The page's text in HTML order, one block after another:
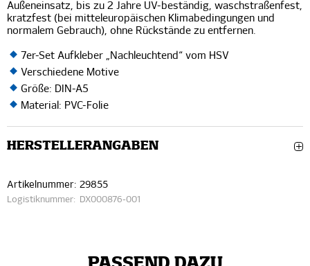
Außeneinsatz, bis zu 2 Jahre UV-beständig, waschstraßenfest,
kratzfest (bei mitteleuropäischen Klimabedingungen und
normalem Gebrauch), ohne Rückstände zu entfernen.
7er-Set Aufkleber „Nachleuchtend“ vom HSV
Verschiedene Motive
Größe: DIN-A5
Material: PVC-Folie
HERSTELLERANGABEN
Artikelnummer: 29855
Logistiknummer: DX000876-001